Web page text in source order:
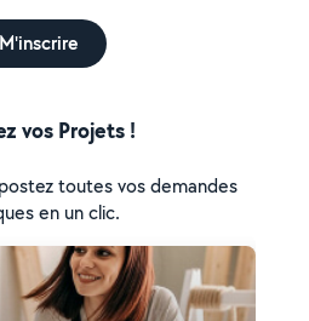
M'inscrire
vos Projets !
toutes vos demandes
en un clic.